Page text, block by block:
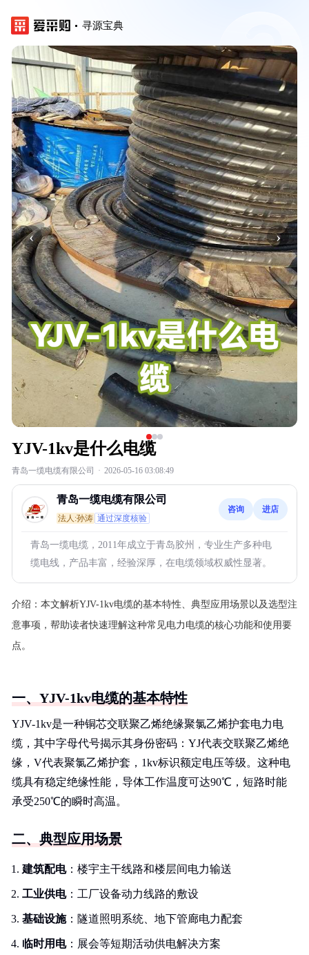
寻源宝典
‹ ›
YJV-1kv是什么电缆
青岛一缆电缆有限公司 · 2026-05-16 03:08:49
青岛一缆电缆有限公司
法人:孙涛 通过深度核验
咨询 进店
青岛一缆电缆，2011年成立于青岛胶州，专业生产多种电
缆电线，产品丰富，经验深厚，在电缆领域权威性显著。
介绍： 本文解析YJV-1kv电缆的基本特性、典型应用场景以及选型注
意事项，帮助读者快速理解这种常见电力电缆的核心功能和使用要
点。
一、YJV-1kv电缆的基本特性
YJV-1kv是一种铜芯交联聚乙烯绝缘聚氯乙烯护套电力电
缆，其中字母代号揭示其身份密码：YJ代表交联聚乙烯绝
缘，V代表聚氯乙烯护套，1kv标识额定电压等级。这种电
缆具有稳定绝缘性能，导体工作温度可达90℃，短路时能
承受250℃的瞬时高温。
二、典型应用场景
建筑配电：楼宇主干线路和楼层间电力输送
工业供电：工厂设备动力线路的敷设
基础设施：隧道照明系统、地下管廊电力配套
临时用电：展会等短期活动供电解决方案